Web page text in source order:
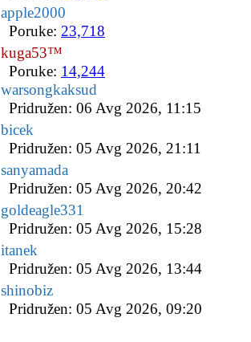
apple2000
Poruke: 23,718
kuga53™
Poruke: 14,244
warsongkaksud
Pridružen: 06 Avg 2026, 11:15
bicek
Pridružen: 05 Avg 2026, 21:11
sanyamada
Pridružen: 05 Avg 2026, 20:42
goldeagle331
Pridružen: 05 Avg 2026, 15:28
itanek
Pridružen: 05 Avg 2026, 13:44
shinobiz
Pridružen: 05 Avg 2026, 09:20